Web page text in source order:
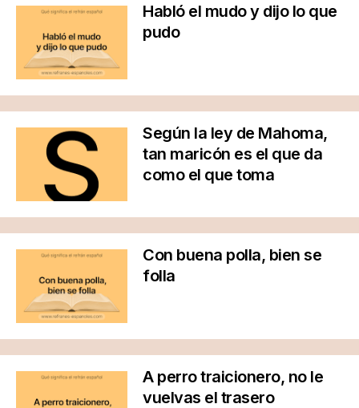
Habló el mudo y dijo lo que
pudo
Según la ley de Mahoma,
tan maricón es el que da
como el que toma
Con buena polla, bien se
folla
A perro traicionero, no le
vuelvas el trasero